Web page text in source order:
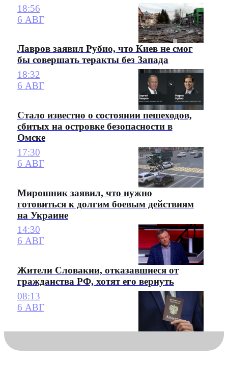
18:56
6 АВГ
Лавров заявил Рубио, что Киев не смог
бы совершать теракты без Запада
18:32
6 АВГ
Стало известно о состоянии пешеходов,
сбитых на островке безопасности в
Омске
17:30
6 АВГ
Мирошник заявил, что нужно
готовиться к долгим боевым действиям
на Украине
14:30
6 АВГ
Жители Словакии, отказавшиеся от
гражданства РФ, хотят его вернуть
08:13
6 АВГ